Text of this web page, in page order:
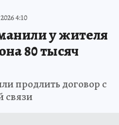
4:10
у жителя
80 тысяч
продлить договор с
связи